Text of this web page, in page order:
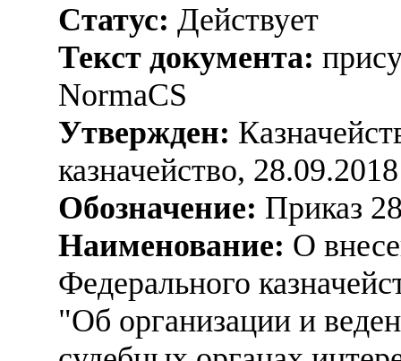
Статус: Действует
Текст документа:
NormaCS
Утвержден:
казначейство, 28.09.2018
Обозначение: Приказ
Наименование: О
Федерального
"Об организации и